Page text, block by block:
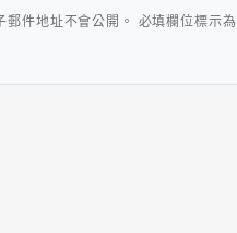
件地址不會公開。 必填欄位標示